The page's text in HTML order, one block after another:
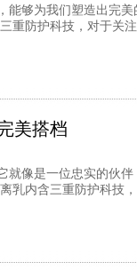
能够为我们塑造出完
重防护科技，对于关
美搭档
就像是一位忠实的伙
乳内含三重防护科技